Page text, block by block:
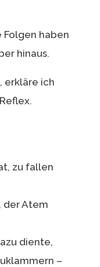
Folgen haben
hinaus.
erkläre ich
zu fallen
der Atem
diente,
–